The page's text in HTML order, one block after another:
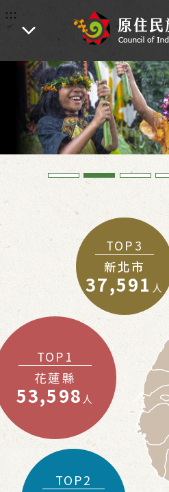
:::
丹娜絲颱風及
後復原重建專
TOP1
花蓮縣
53,598 人
TOP2
TOP3
新北市
37,591 人